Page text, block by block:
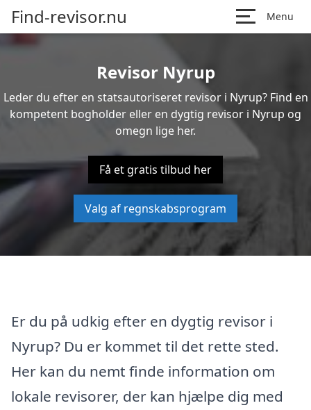
Find-revisor.nu Menu
Revisor Nyrup
Leder du efter en statsautoriseret revisor i Nyrup? Find en
kompetent bogholder eller en dygtig revisor i Nyrup og
omegn lige her.
Få et gratis tilbud her
Valg af regnskabsprogram
Er du på udkig efter en dygtig revisor i
Nyrup? Du er kommet til det rette sted.
Her kan du nemt finde information om
lokale revisorer, der kan hjælpe dig med